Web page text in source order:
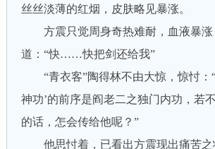
丝丝淡薄的红烟，皮肤略见暴涨。
方震只觉周身奇热难耐，血液暴涨
道：“快……快把剑还给我”
“青衣客”陶得林不由大惊，惊忖：“
神功’的前序是阎老二之独门内功，若
的话，怎会传给他呢？”
他思忖着，已看出方震现出痛苦之